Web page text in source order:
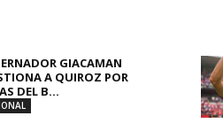
GIACAMAN
A QUIROZ POR
DEL B...